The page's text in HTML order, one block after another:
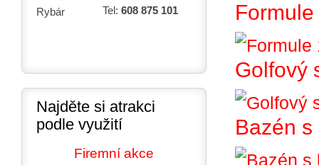
Golfový
Bazén
Tel: 608 875 101
Najděte si atrakci
podle využití
Firemní akce